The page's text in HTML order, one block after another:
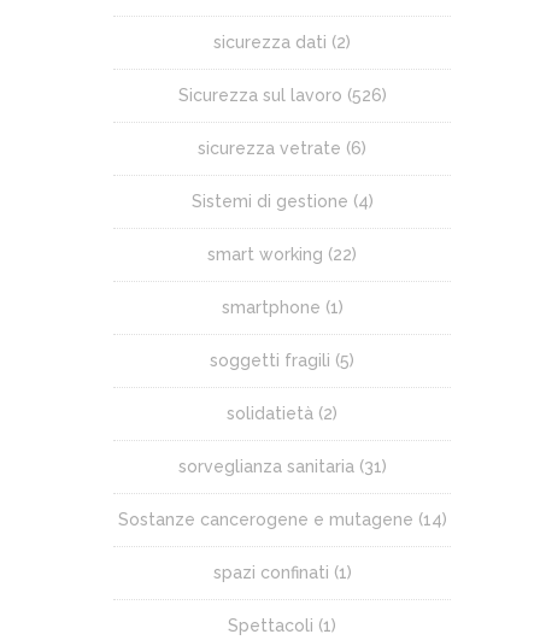
sicurezza dati (2)
Sicurezza sul lavoro (526)
sicurezza vetrate (6)
Sistemi di gestione (4)
smart working (22)
smartphone (1)
soggetti fragili (5)
solidatietà (2)
sorveglianza sanitaria (31)
Sostanze cancerogene e mutagene (14)
spazi confinati (1)
Spettacoli (1)